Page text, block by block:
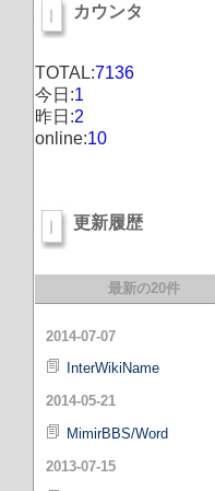
カウンタ
TOTAL:7136
今日:1
昨日:2
online:10
更新履歴
最新の20件
2014-07-07
InterWikiName
2014-05-21
MimirBBS/Word
2013-07-15